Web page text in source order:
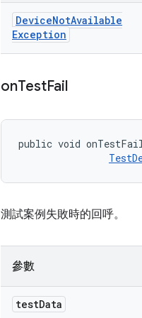
DeviceNotAvailable
Exception
onTestFail
public void
測試案例失敗時的回呼。
參數
testData